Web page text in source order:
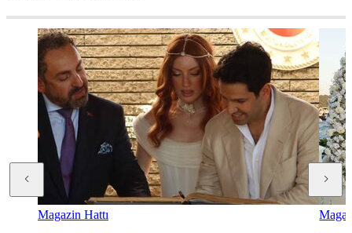
Magazin Hattı